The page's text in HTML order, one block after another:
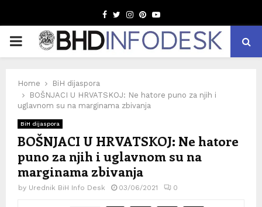
Facebook
TwitterInstagram
Pinterest
Youtube
PRIMARY
Home
BiH dijaspora
BOŠNJACI U HRVATSKOJ: Ne hatore puno za njih i
uglavnom su na marginama zbivanja
BiH dijaspora
BOŠNJACI U HRVATSKOJ: Ne hatore
puno za njih i uglavnom su na
marginama zbivanja
by Urednik BiH Info Desk 03/06/2021 0